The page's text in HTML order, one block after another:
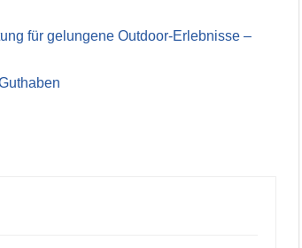
für gelungene Outdoor-Erlebnisse –